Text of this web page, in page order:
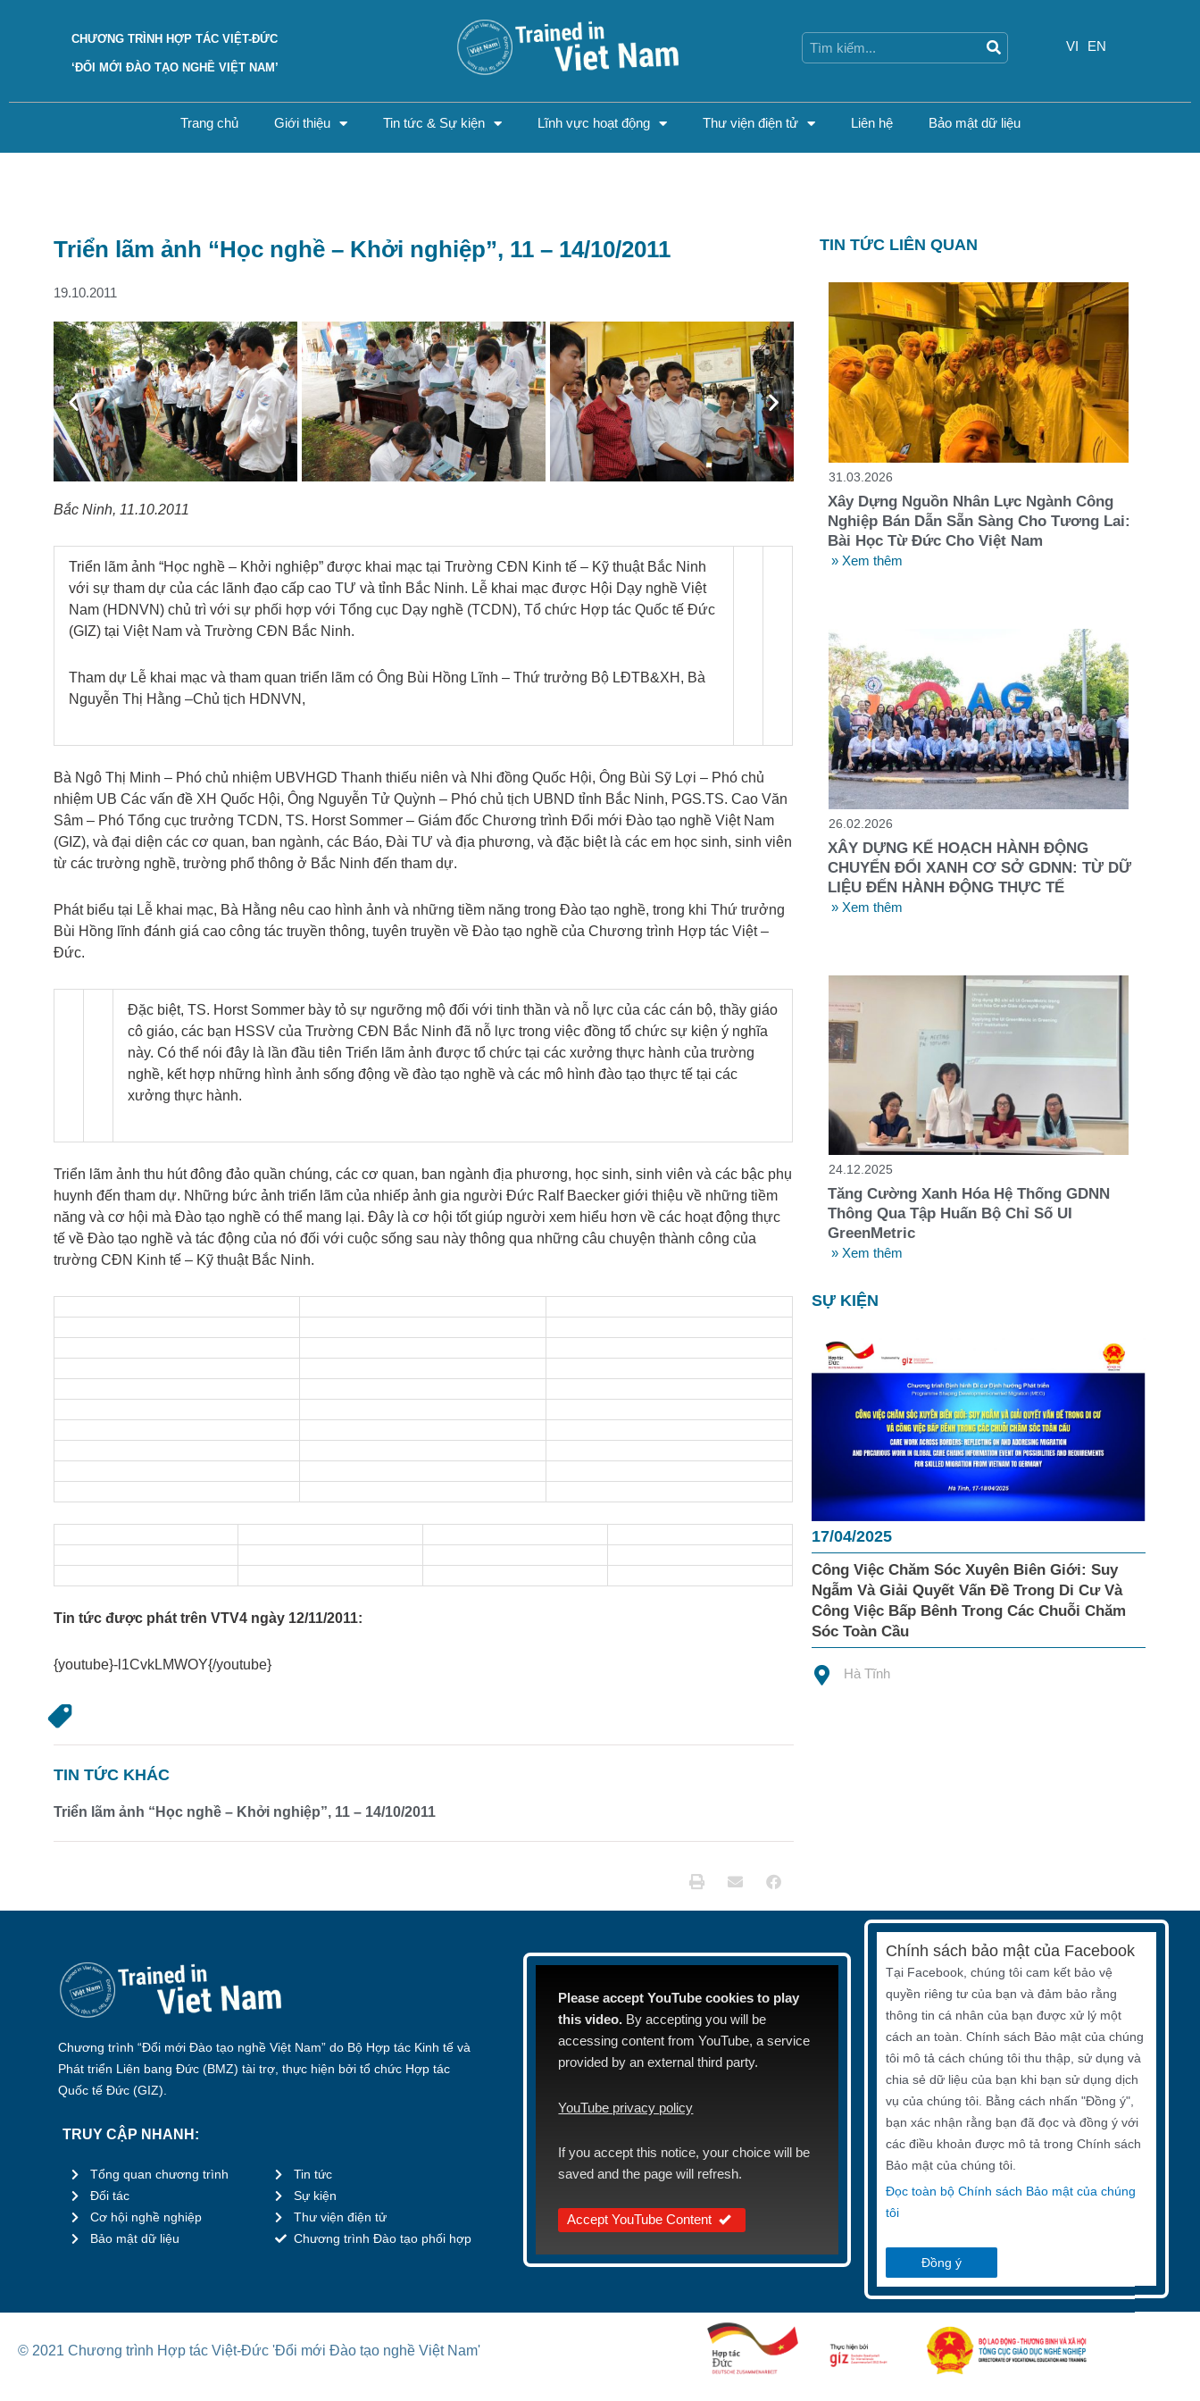
CHƯƠNG TRÌNH HỢP TÁC VIỆT-ĐỨC
‘ĐỔI MỚI ĐÀO TẠO NGHỀ VIỆT NAM’
VI
EN
Trang chủ Giới thiệu Tin tức & Sự kiện Lĩnh vực hoạt động Thư viện điện tử Liên hệ Bảo mật dữ liệu
Triển lãm ảnh “Học nghề – Khởi nghiệp”, 11 – 14/10/2011
19.10.2011
Previous Next
Bắc Ninh, 11.10.2011
Triển lãm ảnh “Học nghề – Khởi nghiệp” được khai mạc tại Trường CĐN Kinh tế – Kỹ thuật Bắc Ninh
với sự tham dự của các lãnh đạo cấp cao TƯ và tỉnh Bắc Ninh. Lễ khai mạc được Hội Dạy nghề Việt
Nam (HDNVN) chủ trì với sự phối hợp với Tổng cục Dạy nghề (TCDN), Tổ chức Hợp tác Quốc tế Đức
(GIZ) tại Việt Nam và Trường CĐN Bắc Ninh.
Tham dự Lễ khai mạc và tham quan triển lãm có Ông Bùi Hồng Lĩnh – Thứ trưởng Bộ LĐTB&XH, Bà
Nguyễn Thị Hằng –Chủ tịch HDNVN,
Bà Ngô Thị Minh – Phó chủ nhiệm UBVHGD Thanh thiếu niên và Nhi đồng Quốc Hội, Ông Bùi Sỹ Lợi – Phó chủ
nhiệm UB Các vấn đề XH Quốc Hội, Ông Nguyễn Tử Quỳnh – Phó chủ tịch UBND tỉnh Bắc Ninh, PGS.TS. Cao Văn
Sâm – Phó Tổng cục trưởng TCDN, TS. Horst Sommer – Giám đốc Chương trình Đổi mới Đào tạo nghề Việt Nam
(GIZ), và đại diện các cơ quan, ban ngành, các Báo, Đài TƯ và địa phương, và đặc biệt là các em học sinh, sinh viên
từ các trường nghề, trường phổ thông ở Bắc Ninh đến tham dự.
Phát biểu tại Lễ khai mạc, Bà Hằng nêu cao hình ảnh và những tiềm năng trong Đào tạo nghề, trong khi Thứ trưởng
Bùi Hồng lĩnh đánh giá cao công tác truyền thông, tuyên truyền về Đào tạo nghề của Chương trình Hợp tác Việt –
Đức.
Đặc biệt, TS. Horst Sommer bày tỏ sự ngưỡng mộ đối với tinh thần và nỗ lực của các cán bộ, thầy giáo
cô giáo, các bạn HSSV của Trường CĐN Bắc Ninh đã nỗ lực trong việc đồng tổ chức sự kiện ý nghĩa
này. Có thể nói đây là lần đầu tiên Triển lãm ảnh được tổ chức tại các xưởng thực hành của trường
nghề, kết hợp những hình ảnh sống động về đào tạo nghề và các mô hình đào tạo thực tế tại các
xưởng thực hành.
Triển lãm ảnh thu hút đông đảo quần chúng, các cơ quan, ban ngành địa phương, học sinh, sinh viên và các bậc phụ
huynh đến tham dự. Những bức ảnh triển lãm của nhiếp ảnh gia người Đức Ralf Baecker giới thiệu về những tiềm
năng và cơ hội mà Đào tạo nghề có thể mang lại. Đây là cơ hội tốt giúp người xem hiểu hơn về các hoạt động thực
tế về Đào tạo nghề và tác động của nó đối với cuộc sống sau này thông qua những câu chuyện thành công của
trường CĐN Kinh tế – Kỹ thuật Bắc Ninh.
Tin tức được phát trên VTV4 ngày 12/11/2011:
{youtube}-l1CvkLMWOY{/youtube}
TIN TỨC KHÁC
Triển lãm ảnh “Học nghề – Khởi nghiệp”, 11 – 14/10/2011
TIN TỨC LIÊN QUAN
31.03.2026
Xây Dựng Nguồn Nhân Lực Ngành Công
Nghiệp Bán Dẫn Sẵn Sàng Cho Tương Lai:
Bài Học Từ Đức Cho Việt Nam
» Xem thêm
26.02.2026
XÂY DỰNG KẾ HOẠCH HÀNH ĐỘNG
CHUYỂN ĐỔI XANH CƠ SỞ GDNN: TỪ DỮ
LIỆU ĐẾN HÀNH ĐỘNG THỰC TẾ
» Xem thêm
24.12.2025
Tăng Cường Xanh Hóa Hệ Thống GDNN
Thông Qua Tập Huấn Bộ Chỉ Số UI
GreenMetric
» Xem thêm
SỰ KIỆN
17/04/2025
Công Việc Chăm Sóc Xuyên Biên Giới: Suy
Ngẫm Và Giải Quyết Vấn Đề Trong Di Cư Và
Công Việc Bấp Bênh Trong Các Chuỗi Chăm
Sóc Toàn Cầu
Hà Tĩnh
Chương trình “Đổi mới Đào tạo nghề Việt Nam” do Bộ Hợp tác Kinh tế và
Phát triển Liên bang Đức (BMZ) tài trợ, thực hiện bởi tổ chức Hợp tác
Quốc tế Đức (GIZ).
TRUY CẬP NHANH:
Tổng quan chương trình
Đối tác
Cơ hội nghề nghiệp
Bảo mật dữ liệu
Tin tức
Sự kiện
Thư viện điện tử
Chương trình Đào tạo phối hợp
Please accept YouTube cookies to play
this video. By accepting you will be
accessing content from YouTube, a service
provided by an external third party.
YouTube privacy policy
If you accept this notice, your choice will be
saved and the page will refresh.
Accept YouTube Content
Chính sách bảo mật của Facebook
Tại Facebook, chúng tôi cam kết bảo vệ
quyền riêng tư của bạn và đảm bảo rằng
thông tin cá nhân của bạn được xử lý một
cách an toàn. Chính sách Bảo mật của chúng
tôi mô tả cách chúng tôi thu thập, sử dụng và
chia sẻ dữ liệu của bạn khi bạn sử dụng dịch
vụ của chúng tôi. Bằng cách nhấn "Đồng ý",
bạn xác nhận rằng bạn đã đọc và đồng ý với
các điều khoản được mô tả trong Chính sách
Bảo mật của chúng tôi.
Đọc toàn bộ Chính sách Bảo mật của chúng
tôi
Đồng ý
© 2021 Chương trình Hợp tác Việt-Đức 'Đổi mới Đào tạo nghề Việt Nam'